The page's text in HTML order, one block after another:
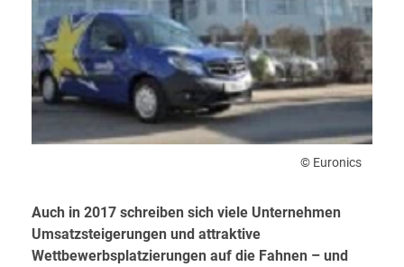
© Euronics
Auch in 2017 schreiben sich viele Unternehmen
Umsatzsteigerungen und attraktive
Wettbewerbsplatzierungen auf die Fahnen – und